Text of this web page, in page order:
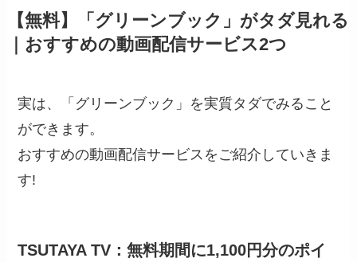
【無料】「グリーンブック」がタダ見れる
｜おすすめの動画配信サービス2つ
実は、「グリーンブック」を実質タダでみること
ができます。
おすすめの動画配信サービスをご紹介していきま
す!
TSUTAYA TV：無料期間に1,100円分のポイ